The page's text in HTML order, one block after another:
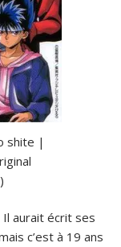
shite |
Il aurait écrit ses
c’est à 19 ans